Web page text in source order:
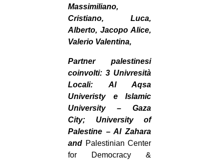
Massimiliano,
Cristiano, Luca,
Alberto, Jacopo Alice,
Valerio Valentina,
Partner palestinesi
coinvolti: 3 Univresità
Locali: Al Aqsa
Univeristy e Islamic
University – Gaza
City; University of
Palestine – Al Zahara
and Palestinian Center
for Democracy &